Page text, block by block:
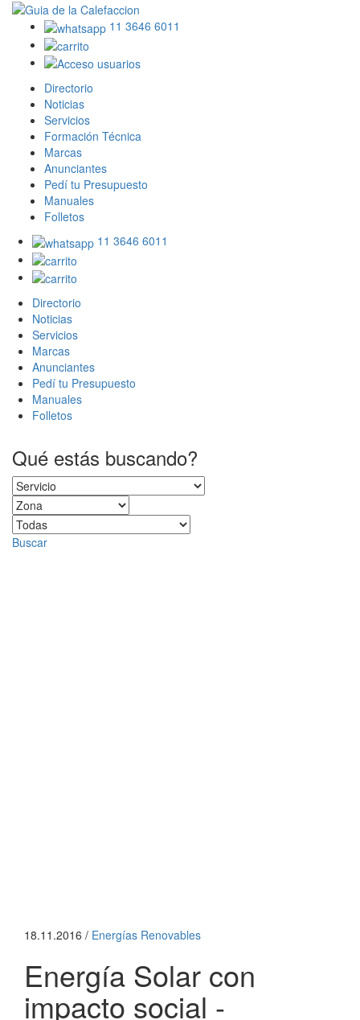
11 3646 6011
Directorio
Noticias
Servicios
Formación Técnica
Marcas
Anunciantes
Pedí tu Presupuesto
Manuales
Folletos
11 3646 6011
Directorio
Noticias
Servicios
Marcas
Anunciantes
Pedí tu Presupuesto
Manuales
Folletos
Qué estás buscando?
Buscar
18.11.2016 / Energías Renovables
Energí­a Solar con
impacto social -